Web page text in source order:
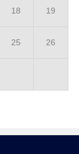
18 19
25 26